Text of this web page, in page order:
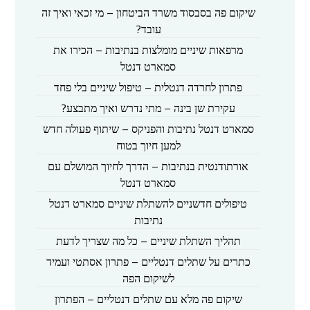
שיקום פה בסבסוד משרד הביטחון – מי זכאי ואיך זה
עובד?
מרפאות שיניים מומלצות בנתיבות – הכירו את
סמארט דנטל
פתרון לחרדה דנטלית – טיפול שיניים בלי פחד
עקירת שן בינה – מתי נדרש ואיך מתבצע?
סמארט דנטל נתיבות והפניקס – שיתוף פעולה חדש
למען חיוך בטוח
אורתודנטית בנתיבות – הדרך לחיוך המושלם עם
סמארט דנטל
טיפולים חדשניים להשתלת שיניים סמארט דנטל
נתיבות
תהליך השתלת שיניים – כל מה שצריך לדעת
כתרים על שתלים דנטליים – פתרון אסתטי ועמיד
לשיקום הפה
שיקום פה מלא עם שתלים דנטליים – הפתרון